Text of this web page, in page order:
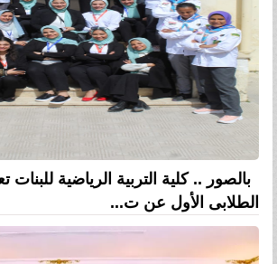
بالصور .. كلية التربية الرياضية للبنات
الطلابى الأول عن ت...